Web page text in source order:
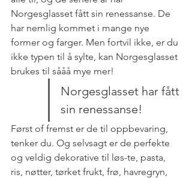
Norgesglasset fått sin renessanse. De
har nemlig kommet i mange nye
former og farger. Men fortvil ikke, er du
ikke typen til å sylte, kan Norgesglasset
brukes til sååå mye mer!
Norgesglasset har fått
sin renessanse!
Først of fremst er de til oppbevaring,
tenker du. Og selvsagt er de perfekte
og veldig dekorative til løs-te, pasta,
ris, nøtter, tørket frukt, frø, havregryn,